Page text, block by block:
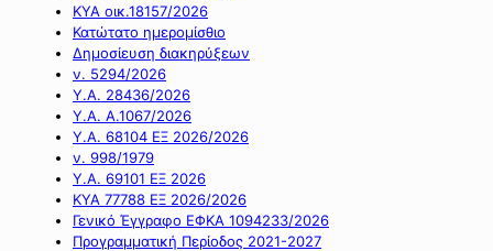
ΚΥΑ οικ.18157/2026
Κατώτατο ημερομίσθιο
Δημοσίευση διακηρύξεων
ν. 5294/2026
Υ.Α. 28436/2026
Υ.Α. Α.1067/2026
Υ.Α. 68104 ΕΞ 2026/2026
ν. 998/1979
Υ.Α. 69101 ΕΞ 2026
ΚΥΑ 77788 ΕΞ 2026/2026
Γενικό Έγγραφο ΕΦΚΑ 1094233/2026
Προγραμματική Περίοδος 2021-2027